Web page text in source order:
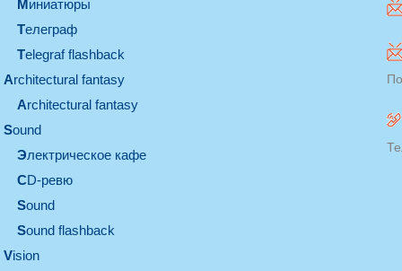
миниатюры
телеграф
Telegraf flashback
architectural fantasy
architectural fantasy
sound
электрическое кафе
CD-ревю
sound
Sound flashback
vision